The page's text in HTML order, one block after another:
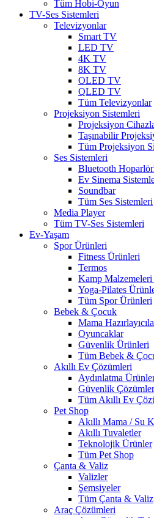
Tüm Hobi-Oyun
TV-Ses Sistemleri
Televizyonlar
Smart TV
LED TV
4K TV
8K TV
OLED TV
QLED TV
Tüm Televizyonlar
Projeksiyon Sistemleri
Projeksiyon
Taşınabilir
Tüm Projeksiyon
Ses Sistemleri
Bluetooth
Ev Sinema
Soundbar
Tüm Ses Sistemleri
Media Player
Tüm TV-Ses Sistemleri
Ev-Yaşam
Spor Ürünleri
Fitness Ürünleri
Termos
Kamp
Yoga-Pilates
Tüm Spor Ürünleri
Bebek & Çocuk
Mama
Oyuncaklar
Güvenlik Ürünleri
Tüm Bebek &
Akıllı Ev Çözümleri
Aydınlatma
Güvenlik
Tüm Akıllı Ev
Pet Shop
Akıllı Mama / Su
Akıllı Tuvaletler
Teknolojik Ürünler
Tüm Pet Shop
Çanta & Valiz
Valizler
Şemsiyeler
Tüm Çanta & Valiz
Araç Çözümleri